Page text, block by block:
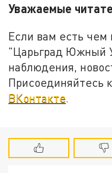
Уважаемые
Если вам есть чем
"Царьград Южный
наблюдения,
Присоединяйтесь
ВКонтакте